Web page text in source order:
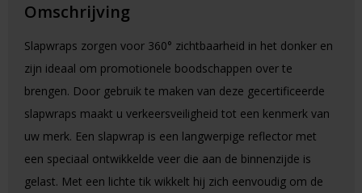
Omschrijving
Slapwraps zorgen voor 360° zichtbaarheid in het donker en
zijn ideaal om promotionele boodschappen over te
brengen. Door gebruik te maken van deze gecertificeerde
slapwraps maakt u verkeersveiligheid tot een kenmerk van
uw merk. Een slapwrap is een langwerpige reflector met
een speciaal ontwikkelde veer die aan de binnenzijde is
gelast. Met een lichte tik wikkelt hij zich eenvoudig om de